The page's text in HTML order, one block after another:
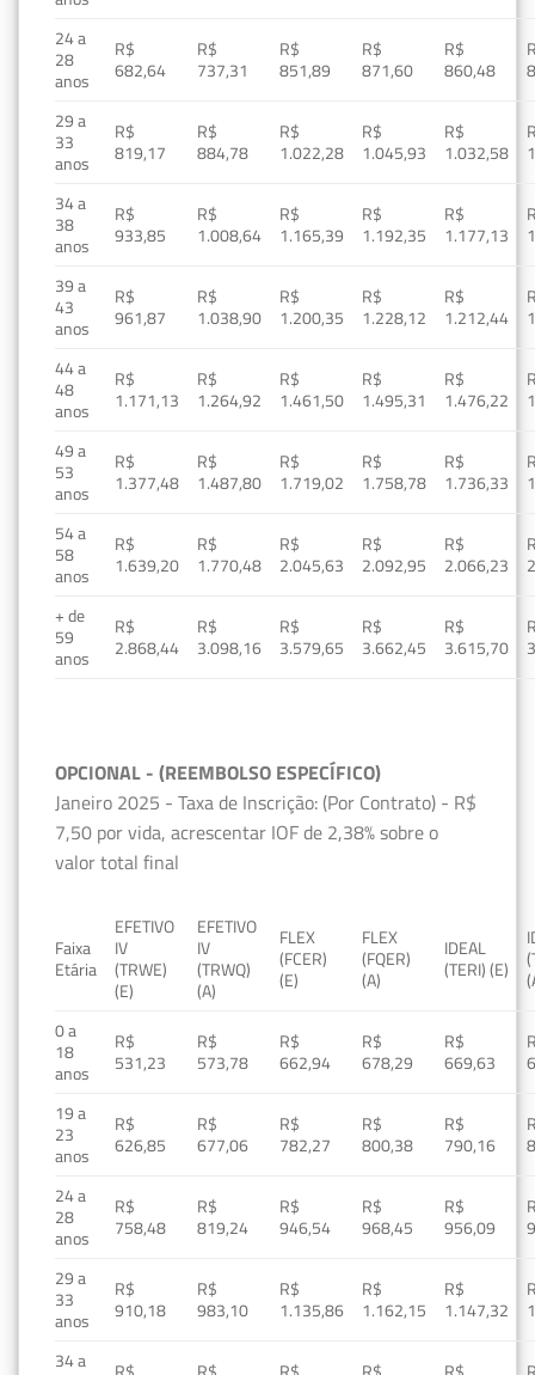
24 a
28
anos
R$
682,64
R$
737,31
R$
851,89
R$
871,60
R$
860,48
29 a
33
anos
R$
819,17
R$
884,78
R$
1.022,28
R$
1.045,93
R$
1.032,58
34 a
38
anos
R$
933,85
R$
1.008,64
R$
1.165,39
R$
1.192,35
R$
1.177,13
39 a
43
anos
R$
961,87
R$
1.038,90
R$
1.200,35
R$
1.228,12
R$
1.212,44
44 a
48
anos
R$
1.171,13
R$
1.264,92
R$
1.461,50
R$
1.495,31
R$
1.476,22
49 a
53
anos
R$
1.377,48
R$
1.487,80
R$
1.719,02
R$
1.758,78
R$
1.736,33
54 a
58
anos
R$
1.639,20
R$
1.770,48
R$
2.045,63
R$
2.092,95
R$
2.066,23
+ de
59
anos
R$
2.868,44
R$
3.098,16
R$
3.579,65
R$
3.662,45
R$
3.615,70
OPCIONAL - (REEMBOLSO ESPECÍFICO)
Janeiro 2025 - Taxa de Inscrição: (Por Contrato) - R$
7,50 por vida, acrescentar IOF de 2,38% sobre o
valor total final
Faixa
Etária
EFETIVO
IV
(TRWE)
(E)
EFETIVO
IV
(TRWQ)
(A)
FLEX
(FCER)
(E)
FLEX
(FQER)
(A)
IDEAL
(TERI) (E)
0 a
18
anos
R$
531,23
R$
573,78
R$
662,94
R$
678,29
R$
669,63
19 a
23
anos
R$
626,85
R$
677,06
R$
782,27
R$
800,38
R$
790,16
24 a
28
anos
R$
758,48
R$
819,24
R$
946,54
R$
968,45
R$
956,09
29 a
33
anos
R$
910,18
R$
983,10
R$
1.135,86
R$
1.162,15
R$
1.147,32
34 a